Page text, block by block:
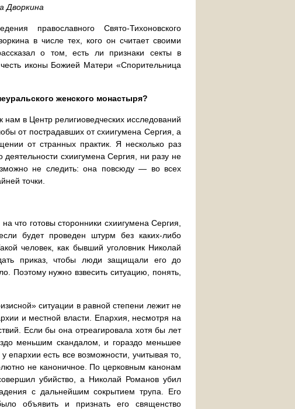
Дворкина
православного Свято-Тихоновского
в числе тех, кого он считает своими
о том, есть ли признаки секты в
иконы Божией Матери «Спорительница
женского монастыря?
в Центр религиоведческих исследований
от пострадавших от схиигумена Сергия, а
от странных практик. Я несколько раз
схиигумена Сергия, ни разу не
не следить: она повсюду — во всех
точки.
что готовы сторонники схиигумена Сергия,
будет проведен штурм без каких-либо
человек, как бывший уголовник Николай
приказ, чтобы люди защищали его до
Поэтому нужно взвесить ситуацию, понять,
ситуации в равной степени лежит не
и местной власти. Епархия, несмотря на
Если бы она отреагировала хотя бы лет
меньшим скандалом, и гораздо меньшее
есть все возможности, учитывая то,
не каноничное. По церковным канонам
убийство, а Николай Романов убил
с дальнейшим сокрытием трупа. Его
объявить и признать его священство